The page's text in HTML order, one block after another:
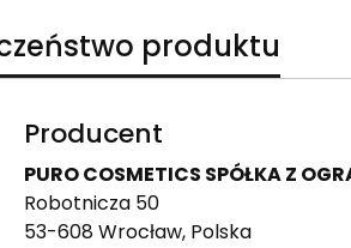
produktu
Producent
PURO COSMETICS SPÓŁKA Z
Robotnicza 50
53-608 Wrocław, Polska